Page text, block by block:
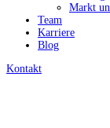
Markt
Team
Karriere
Blog
Kontakt